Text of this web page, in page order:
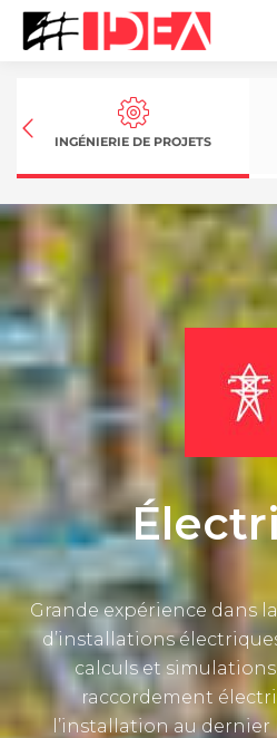
INGÉNIERIE DE PROJETS
Grande expérience dans
d’installations
calculs et simulations
raccordement
l’installation au